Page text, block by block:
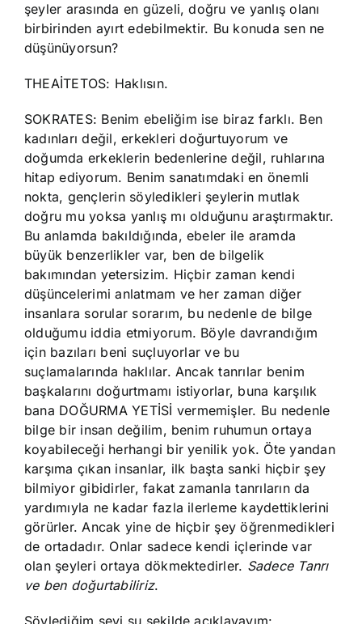
şeyler arasında en güzeli, doğru ve yanlış olanı
birbirinden ayırt edebilmektir. Bu konuda sen ne
düşünüyorsun?
THEAİTETOS: Haklısın.
SOKRATES: Benim ebeliğim ise biraz farklı. Ben
kadınları değil, erkekleri doğurtuyorum ve
doğumda erkeklerin bedenlerine değil, ruhlarına
hitap ediyorum. Benim sanatımdaki en önemli
nokta, gençlerin söyledikleri şeylerin mutlak
doğru mu yoksa yanlış mı olduğunu araştırmaktır.
Bu anlamda bakıldığında, ebeler ile aramda
büyük benzerlikler var, ben de bilgelik
bakımından yetersizim. Hiçbir zaman kendi
düşüncelerimi anlatmam ve her zaman diğer
insanlara sorular sorarım, bu nedenle de bilge
olduğumu iddia etmiyorum. Böyle davrandığım
için bazıları beni suçluyorlar ve bu
suçlamalarında haklılar. Ancak tanrılar benim
başkalarını doğurtmamı istiyorlar, buna karşılık
bana DOĞURMA YETİSİ vermemişler. Bu nedenle
bilge bir insan değilim, benim ruhumun ortaya
koyabileceği herhangi bir yenilik yok. Öte yandan
karşıma çıkan insanlar, ilk başta sanki hiçbir şey
bilmiyor gibidirler, fakat zamanla tanrıların da
yardımıyla ne kadar fazla ilerleme kaydettiklerini
görürler. Ancak yine de hiçbir şey öğrenmedikleri
de ortadadır. Onlar sadece kendi içlerinde var
olan şeyleri ortaya dökmektedirler. Sadece Tanrı
ve ben doğurtabiliriz.
Söylediğim şeyi şu şekilde açıklayayım: